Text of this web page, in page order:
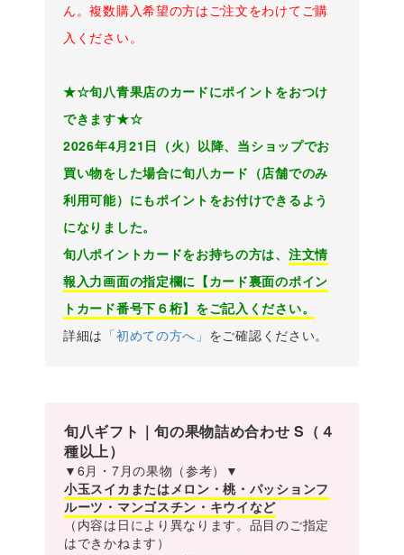
ん。複数購入希望の方はご注文をわけてご購
入ください。
★☆旬八青果店のカードにポイントをおつけ
できます★☆
2026年4月21日（火）以降、当ショップでお
買い物をした場合に旬八カード（店舗でのみ
利用可能）にもポイントをお付けできるよう
になりました。
旬八ポイントカードをお持ちの方は、 注文情
報入力画面の指定欄に【カード裏面のポイン
トカード番号下６桁】をご記入ください。
詳細は 「初めての方へ」 をご確認ください。
旬八ギフト｜旬の果物詰め合わせ S（４
種以上）
▼6月・7月の果物（参考）▼
小玉スイカまたはメロン・桃・パッションフ
ルーツ・マンゴスチン・キウイなど
（内容は日により異なります。品目のご指定
はできかねます）